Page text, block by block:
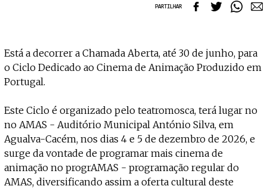
PARTILHAR
Está a decorrer a Chamada Aberta, até 30 de junho, para
o Ciclo Dedicado ao Cinema de Animação Produzido em
Portugal.
Este Ciclo é organizado pelo teatromosca, terá lugar no
no AMAS - Auditório Municipal António Silva, em
Agualva-Cacém, nos dias 4 e 5 de dezembro de 2026, e
surge da vontade de programar mais cinema de
animação no progrAMAS - programação regular do
AMAS, diversificando assim a oferta cultural deste